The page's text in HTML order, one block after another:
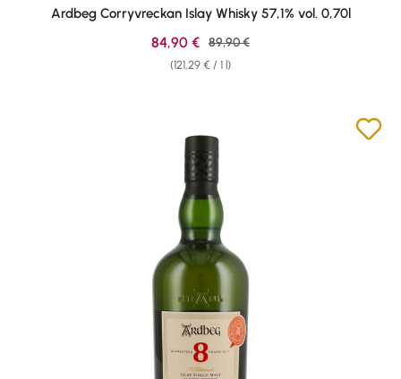
Average rating of 4.87 out of 5 stars
Ardbeg Corryvreckan Islay Whisky 57,1% vol. 0,70l
(121,29 € / 1 l)
Sale price:
84,90 € Regular price:
89,90 €